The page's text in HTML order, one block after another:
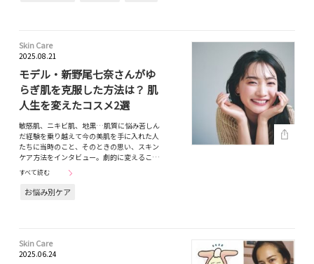
Skin Care
2025.08.21
モデル・新野尾七奈さんがゆ
らぎ肌を克服した方法は？ 肌
人生を変えたコスメ2選
敏感肌、ニキビ肌、地黒…肌質に悩み苦しん
だ経験を乗り越えて今の美肌を手に入れた人
たちに当時のこと、そのときの思い、スキン
ケア方法をインタビュー。劇的に変えるこ…
すべて読む
お悩み別ケア
Skin Care
2025.06.24